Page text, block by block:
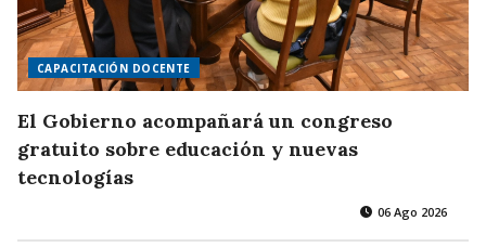
CAPACITACIÓN DOCENTE
El Gobierno acompañará un congreso
gratuito sobre educación y nuevas
tecnologías
06 Ago 2026